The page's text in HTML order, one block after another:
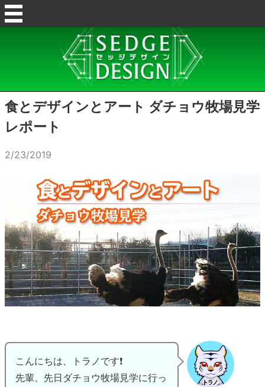
食とデザインとアート ダチョウ牧場見学
レポート
2/23/2019
こんにちは、トラノです❗
先輩、先日ダチョウ牧場見学に行っ